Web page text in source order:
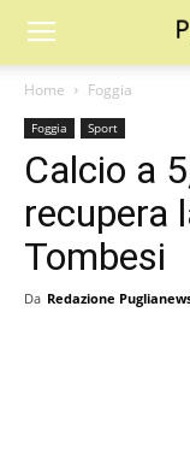
Home Foggia
Foggia Sport
Calcio a
recupera
Tombesi
Da Redazione